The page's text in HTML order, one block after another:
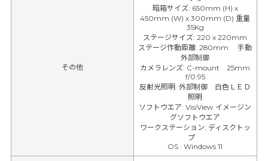
その他
暗箱サイズ: 650mm (H) x
450mm (W) x 300mm (D) 重量
35Kg
ステージサイズ:220 x 220mm
ステージ作動距離:280mm 手動
外部制御
カメラレンズ: C-mount 25mm
f/0.95
反射光照明:外部制御 白色ＬＥＤ
照明
ソフトウエア:VisiView イメージン
グソフトウエア
ワークステーション: ディスクトッ
プ
OS:Windows 11